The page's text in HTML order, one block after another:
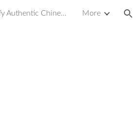
How to Identify Authentic Chinese Antique Porcelain or Ceramics More